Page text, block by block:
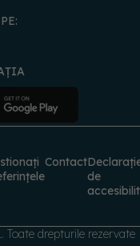
Contact
de
Toate drepturile rezervate